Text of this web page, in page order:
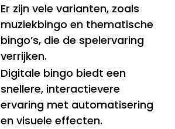
Er zijn vele varianten, zoals
muziekbingo en thematische
bingo’s, die de spelervaring
verrijken.
Digitale bingo biedt een
snellere, interactievere
ervaring met automatisering
en visuele effecten.